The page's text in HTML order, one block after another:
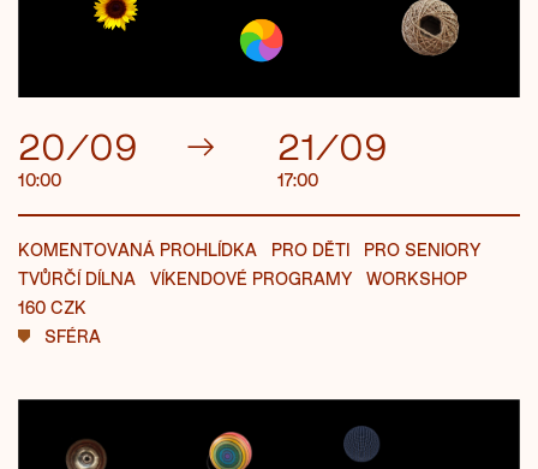
20/09
10:00
→ 21/09
17:00
KOMENTOVANÁ PROHLÍDKA PRO DĚTI
PRO SENIORY
TVŮRČÍ DÍLNA
VÍKENDOVÉ PROGRAMY
WORKSHOP
160 CZK
SFÉRA